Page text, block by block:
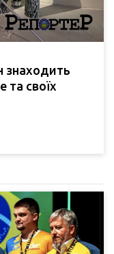
знаходить
та своїх